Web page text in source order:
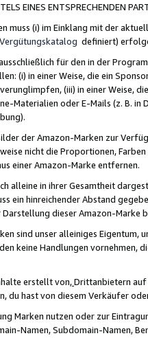
EINES ENTSPRECHENDEN
muss (i) im Einklang mit der
Vergütungskatalog definiert)
für den in der
(i) in einer Weise, die ein
(iii) in einer Weise,
Materialien oder E-Mails (z. B. in
der Amazon-Marken zur
nicht die Proportionen,
einer Amazon-Marke entfernen.
alleine in ihrer Gesamtheit
ein hinreichender Abstand
dieser Amazon-Marke
sind unser alleiniges
keine Handlungen vornehmen,
erstellt von,Drittanbietern auf
du hast von diesem Verkäufer
Marken nutzen oder zur
Namen, Subdomain-Namen,